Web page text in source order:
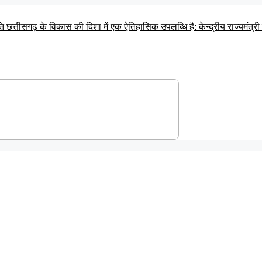
के विकास की दिशा में एक ऐतिहासिक उपलब्धि है: केन्द्रीय